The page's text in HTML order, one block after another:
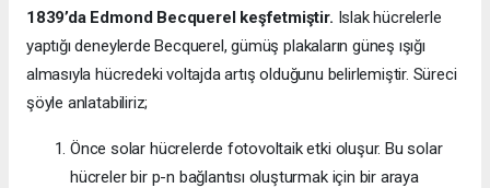
1839’da Edmond Becquerel keşfetmiştir. Islak hücrelerle
yaptığı deneylerde Becquerel, gümüş plakaların güneş ışığı
almasıyla hücredeki voltajda artış olduğunu belirlemiştir. Süreci
şöyle anlatabiliriz;
Önce solar hücrelerde fotovoltaik etki oluşur. Bu solar
hücreler bir p-n bağlantısı oluşturmak için bir araya